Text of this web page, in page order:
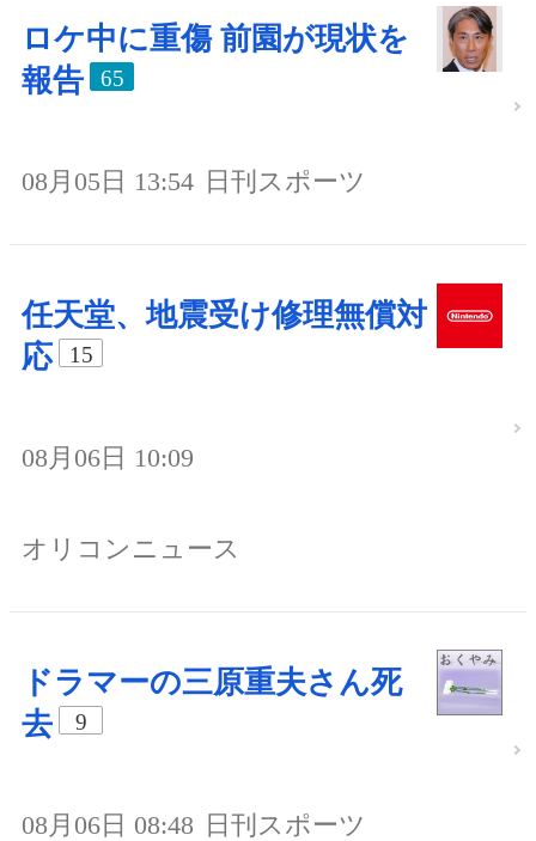
ロケ中に重傷 前園が現状を
報告
65
08月05日 13:54 日刊スポーツ
任天堂、地震受け修理無償対
応
15
08月06日 10:09
オリコンニュース
ドラマーの三原重夫さん死
去
9
08月06日 08:48 日刊スポーツ